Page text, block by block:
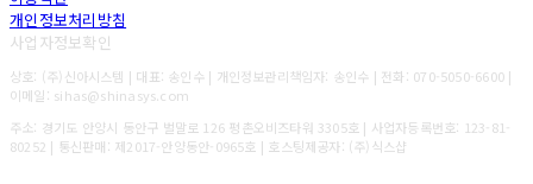
개인정보처리방침
사업자정보확인
상호: (주)신아시스템 | 대표: 송인수 | 개인정보관리책임자: 송인수 | 전화: 070-5050-6600 |
이메일: sihas@shinasys.com
주소: 경기도 안양시 동안구 벌말로 126 평촌오비즈타워 3305호 | 사업자등록번호: 123-81-
80252 | 통신판매: 제2017-안양동안-0965호 | 호스팅제공자: (주)식스샵